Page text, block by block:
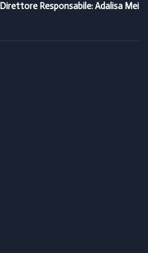
Direttore Responsabile: Adalisa Mei